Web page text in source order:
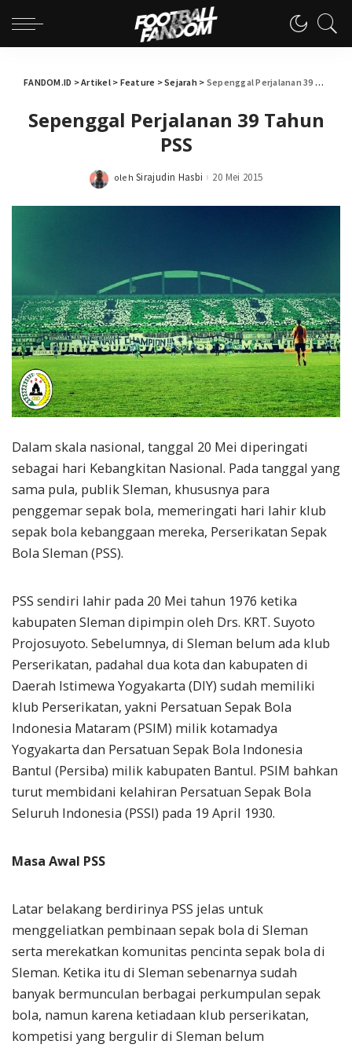
FANDOM.ID >Artikel> Feature >Sejarah> Sepenggal Perjalanan 39 Tahun PSS
Sepenggal Perjalanan 39 Tahun
PSS
Posted
oleh Sirajudin Hasbi 20 Mei 2015
Dalam skala nasional, tanggal 20 Mei diperingati
sebagai hari Kebangkitan Nasional. Pada tanggal yang
sama pula, publik Sleman, khususnya para
penggemar sepak bola, memeringati hari lahir klub
sepak bola kebanggaan mereka, Perserikatan Sepak
Bola Sleman (PSS).
PSS sendiri lahir pada 20 Mei tahun 1976 ketika
kabupaten Sleman dipimpin oleh Drs. KRT. Suyoto
Projosuyoto. Sebelumnya, di Sleman belum ada klub
Perserikatan, padahal dua kota dan kabupaten di
Daerah Istimewa Yogyakarta (DIY) sudah memiliki
klub Perserikatan, yakni Persatuan Sepak Bola
Indonesia Mataram (PSIM) milik kotamadya
Yogyakarta dan Persatuan Sepak Bola Indonesia
Bantul (Persiba) milik kabupaten Bantul. PSIM bahkan
turut membidani kelahiran Persatuan Sepak Bola
Seluruh Indonesia (PSSI) pada 19 April 1930.
Masa Awal PSS
Latar belakang berdirinya PSS jelas untuk
menggeliatkan pembinaan sepak bola di Sleman
serta merekatkan komunitas pencinta sepak bola di
Sleman. Ketika itu di Sleman sebenarnya sudah
banyak bermunculan berbagai perkumpulan sepak
bola, namun karena ketiadaan klub perserikatan,
kompetisi yang bergulir di Sleman belum